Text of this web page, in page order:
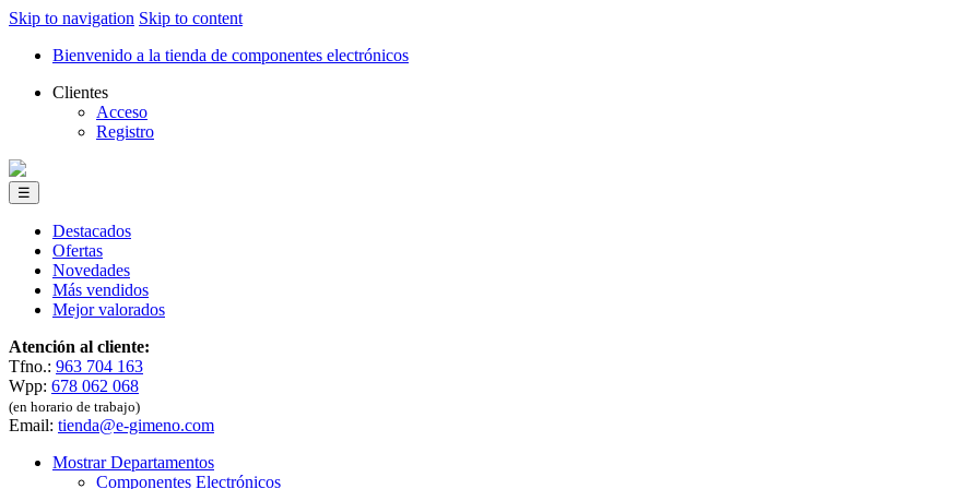
Skip to navigation Skip to content
Bienvenido a la tienda de componentes electrónicos
Clientes
Acceso
Registro
☰
Destacados
Ofertas
Novedades
Más vendidos
Mejor valorados
Atención al cliente:
Tfno.: 963 704 163
Wpp: 678 062 068
(en horario de trabajo)
Email: tienda@e-gimeno.com
Mostrar Departamentos
Componentes Electrónicos